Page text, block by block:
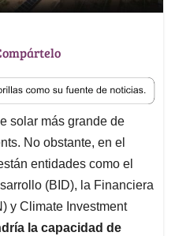
solar más grande de
No obstante, en el
entidades como el
(BID), la Financiera
y Climate Investment
la capacidad de